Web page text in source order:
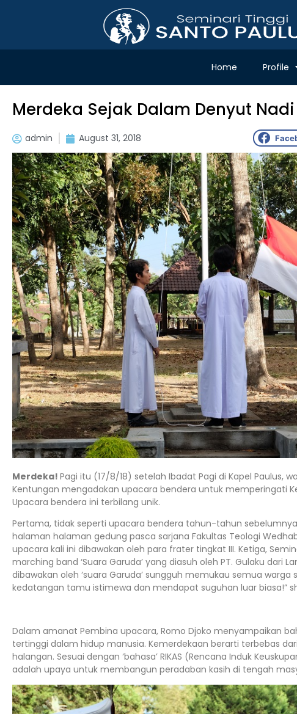
Home Profile
Merdeka Sejak Dalam Denyut Nadi
admin August 31, 2018
Merdeka! Pagi itu (17/8/18) setelah Ibadat Pagi di Kapel Paulus,
Kentungan mengadakan upacara bendera untuk memperingati
Upacara bendera ini terbilang unik.
Pertama, tidak seperti upacara bendera tahun-tahun
halaman halaman gedung pasca sarjana Fakultas Teologi
upacara kali ini dibawakan oleh para frater tingkat III. Ketiga,
marching band ‘Suara Garuda’ yang diasuh oleh PT. Gulaku dari
dibawakan oleh ‘suara Garuda’ sungguh memukau semua warga
kedatangan tamu istimewa dan mendapat suguhan luar biasa!”
Dalam amanat Pembina upacara, Romo Djoko menyampaikan
tertinggi dalam hidup manusia. Kemerdekaan berarti terbebas
halangan. Sesuai dengan ‘bahasa’ RIKAS (Rencana Induk
adalah upaya untuk membangun peradaban kasih di tengah